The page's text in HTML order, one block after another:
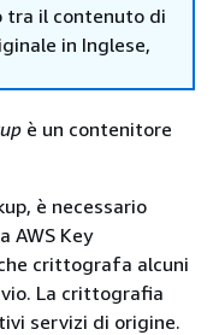
tra il contenuto di
in Inglese,
è un contenitore
è necessario
AWS Key
crittografa alcuni
La crittografia
servizi di origine.